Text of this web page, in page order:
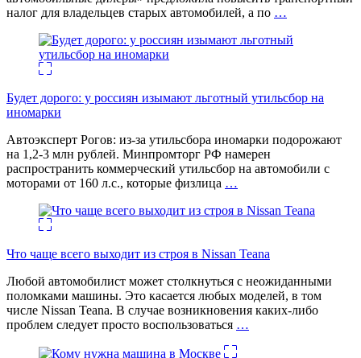
налог для владельцев старых автомобилей, а по …
Будет дорого: у россиян изымают льготный утильсбор на
иномарки
Автоэксперт Рогов: из-за утильсбора иномарки подорожают
на 1,2-3 млн рублей. Минпромторг РФ намерен
распространить коммерческий утильсбор на автомобили с
моторами от 160 л.с., которые физлица …
Что чаще всего выходит из строя в Nissan Teana
Любой автомобилист может столкнуться с неожиданными
поломками машины. Это касается любых моделей, в том
числе Nissan Teana. В случае возникновения каких-либо
проблем следует просто воспользоваться …